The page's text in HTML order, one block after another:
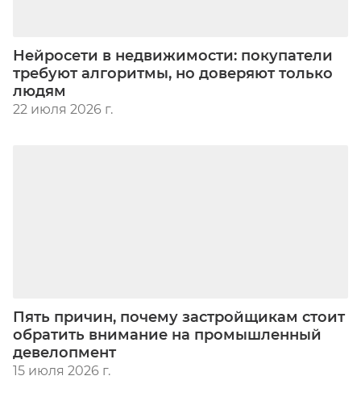
Нейросети в недвижимости: покупатели
требуют алгоритмы, но доверяют только
людям
22 июля 2026 г.
Пять причин, почему застройщикам стоит
обратить внимание на промышленный
девелопмент
15 июля 2026 г.